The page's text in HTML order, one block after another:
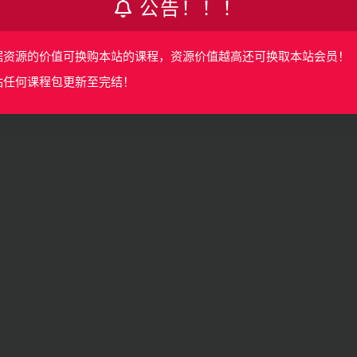
公告！！！
资源的价值可换购本站的课程，资源价值越高还可换取本站会员！
任何课程包更新至完结！